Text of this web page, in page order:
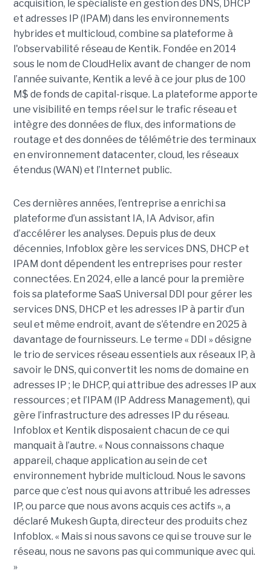
acquisition, le spécialiste en gestion des DNS, DHCP
et adresses IP (IPAM) dans les environnements
hybrides et multicloud, combine sa plateforme à
l'observabilité réseau de Kentik. Fondée en 2014
sous le nom de CloudHelix avant de changer de nom
l’année suivante, Kentik a levé à ce jour plus de 100
M$ de fonds de capital-risque. La plateforme apporte
une visibilité en temps réel sur le trafic réseau et
intègre des données de flux, des informations de
routage et des données de télémétrie des terminaux
en environnement datacenter, cloud, les réseaux
étendus (WAN) et l’Internet public.
Ces dernières années, l’entreprise a enrichi sa
plateforme d’un assistant IA, IA Advisor, afin
d’accélérer les analyses. Depuis plus de deux
décennies, Infoblox gère les services DNS, DHCP et
IPAM dont dépendent les entreprises pour rester
connectées. En 2024, elle a lancé pour la première
fois sa plateforme SaaS Universal DDI pour gérer les
services DNS, DHCP et les adresses IP à partir d’un
seul et même endroit, avant de s’étendre en 2025 à
davantage de fournisseurs. Le terme « DDI » désigne
le trio de services réseau essentiels aux réseaux IP, à
savoir le DNS, qui convertit les noms de domaine en
adresses IP ; le DHCP, qui attribue des adresses IP aux
ressources ; et l’IPAM (IP Address Management), qui
gère l’infrastructure des adresses IP du réseau.
Infoblox et Kentik disposaient chacun de ce qui
manquait à l’autre. « Nous connaissons chaque
appareil, chaque application au sein de cet
environnement hybride multicloud. Nous le savons
parce que c’est nous qui avons attribué les adresses
IP, ou parce que nous avons acquis ces actifs », a
déclaré Mukesh Gupta, directeur des produits chez
Infoblox. « Mais si nous savons ce qui se trouve sur le
réseau, nous ne savons pas qui communique avec qui.
»